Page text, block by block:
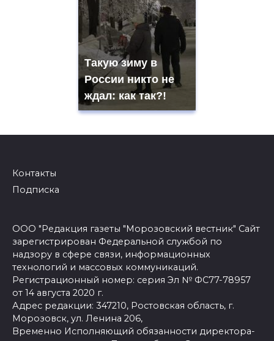
Такую зиму в
России никто не
ждал: как так?!
Контакты
Подписка
ООО "Редакция газеты "Морозовский вестник" Сайт
зарегистрирован Федеральной службой по
надзору в сфере связи, информационных
технологий и массовых коммуникаций.
Регистрационный номер: серия Эл № ФС77-78957
от 14 августа 2020 г.
Адрес редакции: 347210, Ростовская область, г.
Морозовск, ул. Ленина 206,
Временно Исполняющий обязанности директора-